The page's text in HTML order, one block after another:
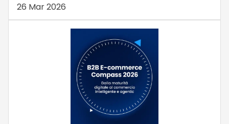
26 Mar 2026